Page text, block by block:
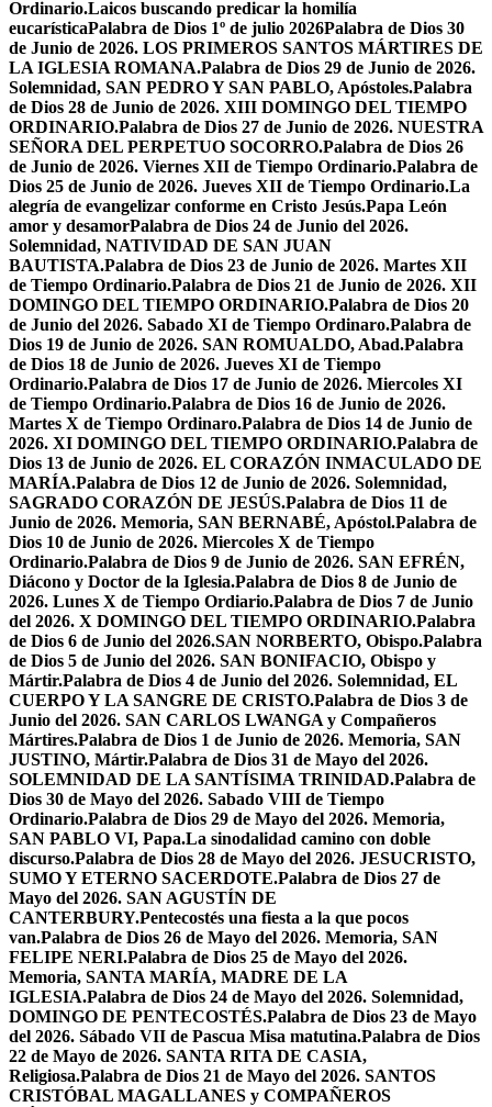
Ordinario.Laicos buscando predicar la homilía
eucarísticaPalabra de Dios 1º de julio 2026Palabra de Dios 30
de Junio de 2026. LOS PRIMEROS SANTOS MÁRTIRES DE
LA IGLESIA ROMANA.Palabra de Dios 29 de Junio de 2026.
Solemnidad, SAN PEDRO Y SAN PABLO, Apóstoles.Palabra
de Dios 28 de Junio de 2026. XIII DOMINGO DEL TIEMPO
ORDINARIO.Palabra de Dios 27 de Junio de 2026. NUESTRA
SEÑORA DEL PERPETUO SOCORRO.Palabra de Dios 26
de Junio de 2026. Viernes XII de Tiempo Ordinario.Palabra de
Dios 25 de Junio de 2026. Jueves XII de Tiempo Ordinario.La
alegría de evangelizar conforme en Cristo Jesús.Papa León
amor y desamorPalabra de Dios 24 de Junio del 2026.
Solemnidad, NATIVIDAD DE SAN JUAN
BAUTISTA.Palabra de Dios 23 de Junio de 2026. Martes XII
de Tiempo Ordinario.Palabra de Dios 21 de Junio de 2026. XII
DOMINGO DEL TIEMPO ORDINARIO.Palabra de Dios 20
de Junio del 2026. Sabado XI de Tiempo Ordinaro.Palabra de
Dios 19 de Junio de 2026. SAN ROMUALDO, Abad.Palabra
de Dios 18 de Junio de 2026. Jueves XI de Tiempo
Ordinario.Palabra de Dios 17 de Junio de 2026. Miercoles XI
de Tiempo Ordinario.Palabra de Dios 16 de Junio de 2026.
Martes X de Tiempo Ordinaro.Palabra de Dios 14 de Junio de
2026. XI DOMINGO DEL TIEMPO ORDINARIO.Palabra de
Dios 13 de Junio de 2026. EL CORAZÓN INMACULADO DE
MARÍA.Palabra de Dios 12 de Junio de 2026. Solemnidad,
SAGRADO CORAZÓN DE JESÚS.Palabra de Dios 11 de
Junio de 2026. Memoria, SAN BERNABÉ, Apóstol.Palabra de
Dios 10 de Junio de 2026. Miercoles X de Tiempo
Ordinario.Palabra de Dios 9 de Junio de 2026. SAN EFRÉN,
Diácono y Doctor de la Iglesia.Palabra de Dios 8 de Junio de
2026. Lunes X de Tiempo Ordiario.Palabra de Dios 7 de Junio
del 2026. X DOMINGO DEL TIEMPO ORDINARIO.Palabra
de Dios 6 de Junio del 2026.SAN NORBERTO, Obispo.Palabra
de Dios 5 de Junio del 2026. SAN BONIFACIO, Obispo y
Mártir.Palabra de Dios 4 de Junio del 2026. Solemnidad, EL
CUERPO Y LA SANGRE DE CRISTO.Palabra de Dios 3 de
Junio del 2026. SAN CARLOS LWANGA y Compañeros
Mártires.Palabra de Dios 1 de Junio de 2026. Memoria, SAN
JUSTINO, Mártir.Palabra de Dios 31 de Mayo del 2026.
SOLEMNIDAD DE LA SANTÍSIMA TRINIDAD.Palabra de
Dios 30 de Mayo del 2026. Sabado VIII de Tiempo
Ordinario.Palabra de Dios 29 de Mayo del 2026. Memoria,
SAN PABLO VI, Papa.La sinodalidad camino con doble
discurso.Palabra de Dios 28 de Mayo del 2026. JESUCRISTO,
SUMO Y ETERNO SACERDOTE.Palabra de Dios 27 de
Mayo del 2026. SAN AGUSTÍN DE
CANTERBURY.Pentecostés una fiesta a la que pocos
van.Palabra de Dios 26 de Mayo del 2026. Memoria, SAN
FELIPE NERI.Palabra de Dios 25 de Mayo del 2026.
Memoria, SANTA MARÍA, MADRE DE LA
IGLESIA.Palabra de Dios 24 de Mayo del 2026. Solemnidad,
DOMINGO DE PENTECOSTÉS.Palabra de Dios 23 de Mayo
del 2026. Sábado VII de Pascua Misa matutina.Palabra de Dios
22 de Mayo de 2026. SANTA RITA DE CASIA,
Religiosa.Palabra de Dios 21 de Mayo del 2026. SANTOS
CRISTÓBAL MAGALLANES y COMPAÑEROS